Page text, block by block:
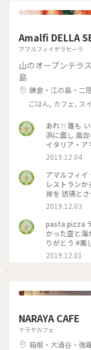
チェックイン
Amalfi DELLA
アマルフィイデラセーラ
山のオープンテラ
島
鎌倉・江の島・二
ごはん, カフェ, ス
あれ❔❕ 誰
浜に面し 高台の上に佇むレストランから望む 美しい景観は 南
イタリア・アマルフィ海岸
ス席から見渡
は いつまで
#ひみつの鎌
っかり３時
2019.12.04
アマルフィイ デ
レストランから望む 美しい景観は 南イタ
岸を 彷彿とさせます♡ オープンテラス席から見渡せるのは
180度オーシ
でも 眺めて
お出かけ #美
た（笑）
2019.12.03
pasta pizza
かった空と海
りがとう #美
2019.12.01
NARAYA CAFE
ナラヤカフェ
箱根・大涌谷・強